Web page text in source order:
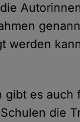
werden
gibt es
die